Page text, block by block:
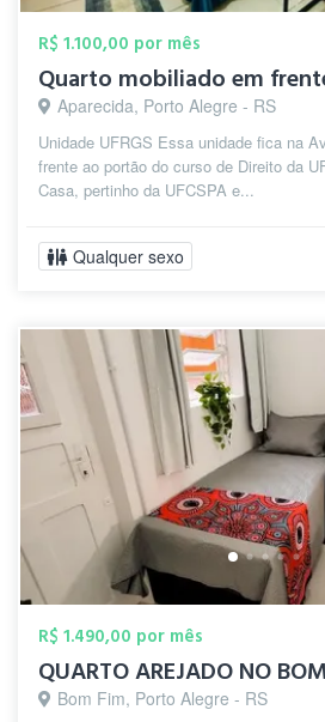
R$ 1.100,00 por mês
Aparecida, Porto Alegre - RS
Unidade UFRGS Essa unidade fica na
frente ao portão do curso de Direito da
Casa, pertinho da UFCSPA e...
Qualquer sexo
R$ 1.490,00 por mês
QUARTO AREJADO NO
Bom Fim, Porto Alegre - RS